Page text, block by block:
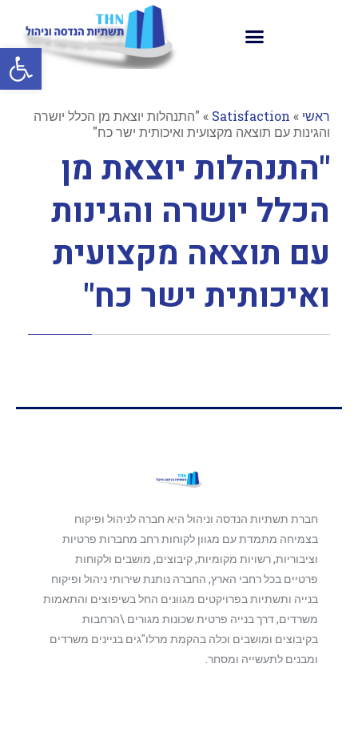
פתח
ראשי »
Satisfaction
» "התנהלות יוצאת מן הכלל יושרה
והגינות עם תוצאה מקצועית ואיכותית ישר כח"
"התנהלות יוצאת מן
הכלל יושרה והגינות
עם תוצאה מקצועית
ואיכותית ישר כח"
חברת תשתיות הנדסה וניהול היא חברה לניהול ופיקוח
בצמיחה מתמדת עם מגוון לקוחות רחב מחברות פרטיות
וציבוריות, רשויות מקומיות, קיבוצים, מושבים ולקוחות
פרטיים בכל רחבי הארץ, החברה נותנת שירותי ניהול ופיקוח
בנייה ותשתיות בפרויקטים מגוונים החל בשיפוצים והתאמות
משרדים, דרך בנייה פרטית שכונות מגורים \הרחבות
בקיבוצים ומושבים וכלה בהקמת מרלו"גים בניינים משרדים
ומבנים לתעשייה ומסחר.